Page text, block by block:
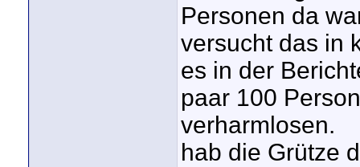
Personen da
versucht das in
es in der
paar 100
verharmlosen.
hab die Grütze